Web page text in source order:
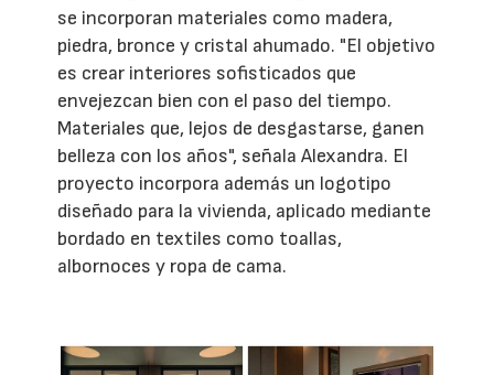
se incorporan materiales como madera,
piedra, bronce y cristal ahumado. "El objetivo
es crear interiores sofisticados que
envejezcan bien con el paso del tiempo.
Materiales que, lejos de desgastarse, ganen
belleza con los años", señala Alexandra. El
proyecto incorpora además un logotipo
diseñado para la vivienda, aplicado mediante
bordado en textiles como toallas,
albornoces y ropa de cama.